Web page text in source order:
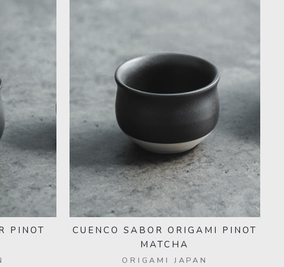
PINOT
CUENCO SABOR ORIGAMI PINOT
MATCHA
ORIGAMI JAPAN